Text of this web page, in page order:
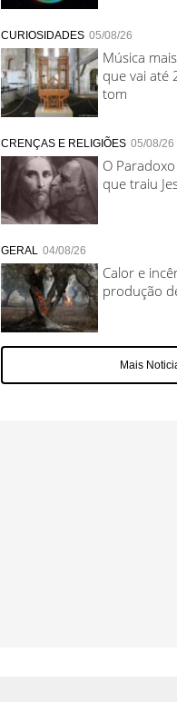
CURIOSIDADES 05/08/26
Música
que vai até
tom
CRENÇAS E RELIGIÕES 05/08/26
O
que traiu
GERAL 04/08/26
Calor e
produção
Mais